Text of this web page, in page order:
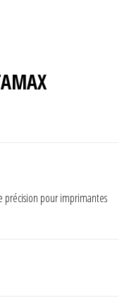
précision pour imprimantes
S4500THS 203 Dpi